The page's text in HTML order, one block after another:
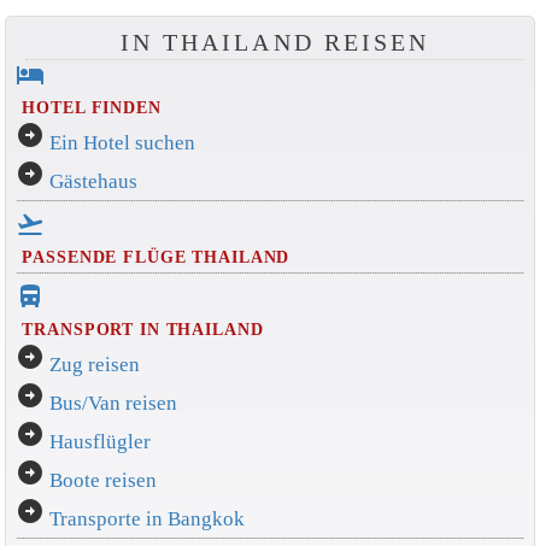
IN THAILAND REISEN
hotel
HOTEL FINDEN
arrow_circle_right Ein Hotel suchen
arrow_circle_right Gästehaus
flight_takeoff
PASSENDE FLÜGE THAILAND
directions_bus_filled
TRANSPORT IN THAILAND
arrow_circle_right Zug reisen
arrow_circle_right Bus/Van reisen
arrow_circle_right Hausflügler
arrow_circle_right Boote reisen
arrow_circle_right Transporte in Bangkok